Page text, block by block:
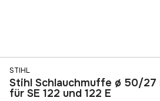
STIHL
Stihl Schlauchmuffe ø 50/
für SE 122 und 122 E